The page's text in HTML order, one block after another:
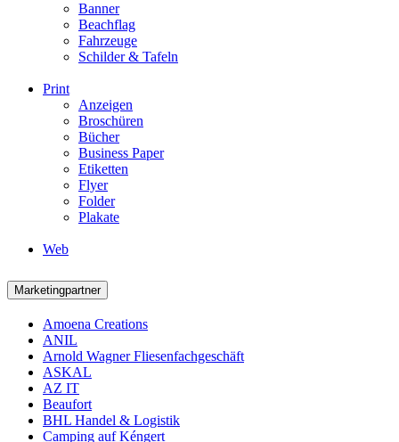
Banner
Beachflag
Fahrzeuge
Schilder & Tafeln
Print
Anzeigen
Broschüren
Bücher
Business Paper
Etiketten
Flyer
Folder
Plakate
Web
Marketingpartner
Amoena Creations
ANIL
Arnold Wagner Fliesenfachgeschäft
ASKAL
AZ IT
Beaufort
BHL Handel & Logistik
Camping auf Kéngert